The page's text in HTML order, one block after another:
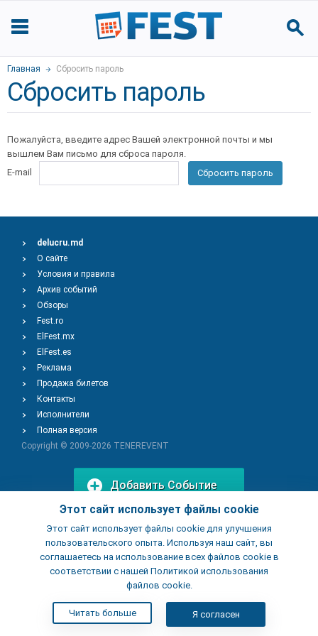
Главная Сбросить пароль
Сбросить пароль
Пожалуйста, введите адрес Вашей электронной почты и мы
вышлем Вам письмо для сброса пароля.
E-mail
Сбросить пароль
Этот сайт использует файлы cookie
Этот сайт использует файлы cookie для улучшения
пользовательского опыта. Используя наш сайт, вы
соглашаетесь на использование всех файлов cookie в
соответствии с нашей Политикой использования
файлов cookie.
Читать больше Я согласен
delucru.md
О сайте
Условия и правила
Архив событий
Обзоры
Fest.ro
ElFest.mx
ElFest.es
Реклама
Продажа билетов
Контакты
Исполнители
Полная версия
Copyright © 2009-2026 TENEREVENT
Добавить Событие
Добавить Заведение